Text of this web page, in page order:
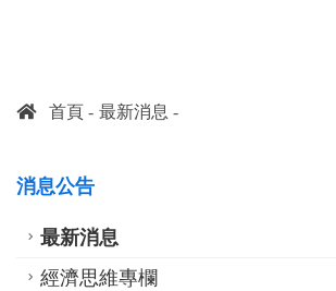
首頁 最新消息
消息公告
最新消息
經濟思維專欄